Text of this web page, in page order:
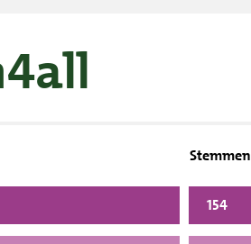
Stemmen
154